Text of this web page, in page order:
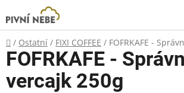
na
obsah
Domů
/ Ostatní / FIXI COFFEE / FOFRKAFE -
FOFRKAFE -
vercajk 250g